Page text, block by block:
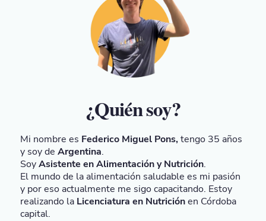
¿Quién soy?
Mi nombre es Federico Miguel Pons,tengo 35 años
y soy de Argentina.
SoyAsistente en Alimentación y Nutrición.
El mundo de la alimentación saludable es mi pasión
y por eso actualmente me sigo capacitando. Estoy
realizando la Licenciatura en Nutriciónen Córdoba
capital.